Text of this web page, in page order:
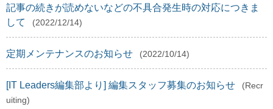
記事の続きが読めないなどの不具合発生時の対応につきま
して
(2022/12/14)
定期メンテナンスのお知らせ (2022/10/14)
[IT Leaders編集部より] 編集スタッフ募集のお知らせ
(Recr
uiting)